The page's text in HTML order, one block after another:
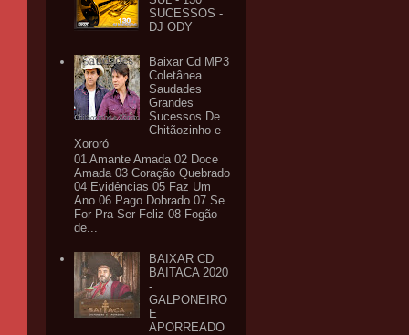
SUCESSOS -
DJ ODY
Baixar Cd MP3
Coletânea
Saudades
Grandes
Sucessos De
Chitãozinho e
Xororó
01 Amante Amada 02 Doce
Amada 03 Coração Quebrado
04 Evidências 05 Faz Um
Ano 06 Pago Dobrado 07 Se
For Pra Ser Feliz 08 Fogão
de...
BAIXAR CD
BAITACA 2020
-
GALPONEIRO
E
APORREADO